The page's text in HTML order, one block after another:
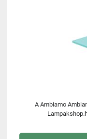
A Ambiamo